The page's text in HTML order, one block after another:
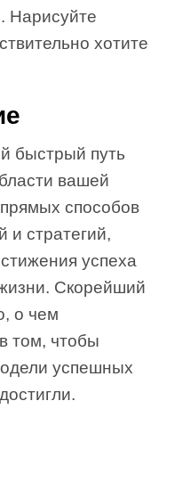
Нарисуйте
хотите
быстрый путь
вашей
способов
и стратегий,
успеха
Скорейший
о чем
том, чтобы
успешных